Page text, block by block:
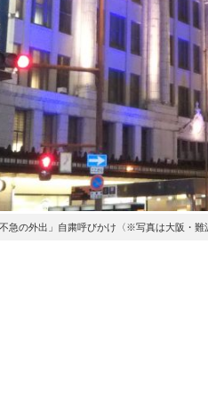
急の外出」自粛呼びかけ〈※写真は大阪・難